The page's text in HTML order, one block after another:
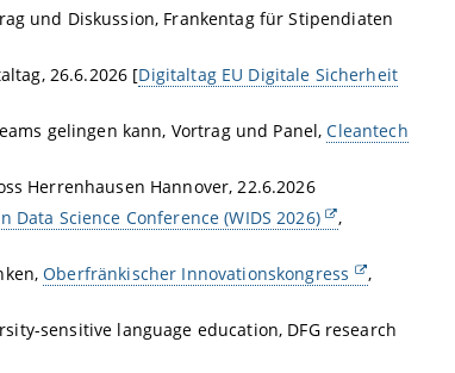
und Diskussion, Frankentag für Stipendiaten
26.6.2026 [Digitaltag EU Digitale Sicherheit
gelingen kann, Vortrag und Panel,Cleantech
Herrenhausen Hannover, 22.6.2026
Data Science Conference (WIDS 2026)
,
Oberfränkischer Innovationskongress
,
sensitive language education, DFG research